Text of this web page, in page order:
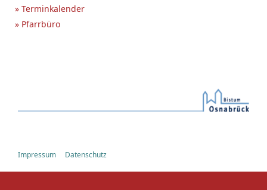
» Terminkalender
» Pfarrbüro
Impressum Datenschutz